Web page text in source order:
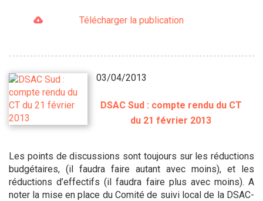
Télécharger la publication
03/04/2013
DSAC Sud : compte rendu du CT
du 21 février 2013
Les points de discussions sont toujours sur les réductions
budgétaires, (il faudra faire autant avec moins), et les
réductions d’effectifs (il faudra faire plus avec moins). A
noter la mise en place du Comité de suivi local de la DSAC-